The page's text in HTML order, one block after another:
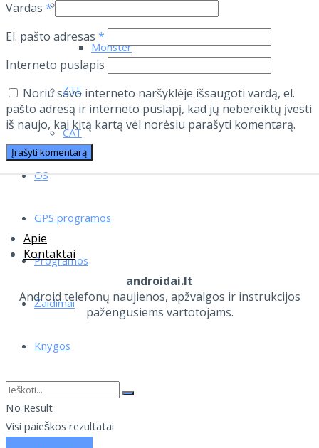
Pentagram
Monster
ZTE
CAT
OS
GPS programos
Programos
Žaidimai
Knygos
D.U.K.
Vardas *
El. pašto adresas *
Interneto puslapis
Noriu savo interneto naršyklėje išsaugoti vardą, el.
pašto adresą ir interneto puslapį, kad jų nebereiktų įvesti
iš naujo, kai kitą kartą vėl norėsiu parašyti komentarą.
Apie
Kontaktai
androidai.lt
Android telefonų naujienos, apžvalgos ir instrukcijos
pažengusiems vartotojams.
No Result
Visi paieškos rezultatai